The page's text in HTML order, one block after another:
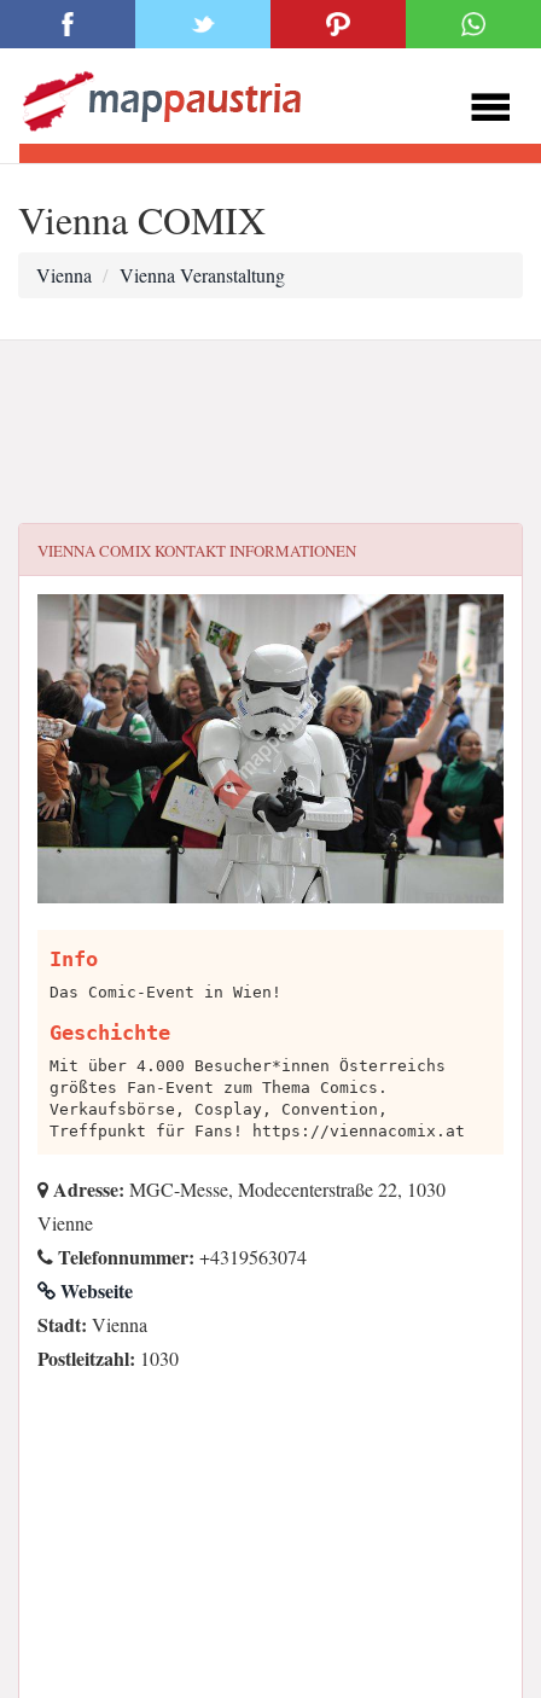
Vienna COMIX
Vienna Vienna Veranstaltung
VIENNA COMIXKONTAKT INFORMATIONEN
Info
Das Comic-Event in Wien!
Geschichte
Mit über 4.000 Besucher*innen Österreichs
größtes Fan-Event zum Thema Comics.
Verkaufsbörse, Cosplay, Convention,
Treffpunkt für Fans! https://viennacomix.at
Adresse: MGC-Messe, Modecenterstraße 22, 1030
Vienne
Telefonnummer: +4319563074
Webseite
Stadt: Vienna
Postleitzahl: 1030